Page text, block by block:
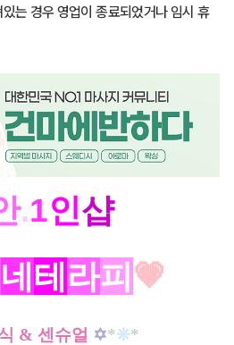
는 경우 영업이 종료되었거나 임시 휴
.1인샵
네테라피💗
& 센슈얼 ✡*❊*